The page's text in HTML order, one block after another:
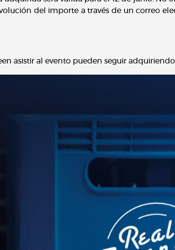
del importe a través de un correo
asistir al evento pueden seguir